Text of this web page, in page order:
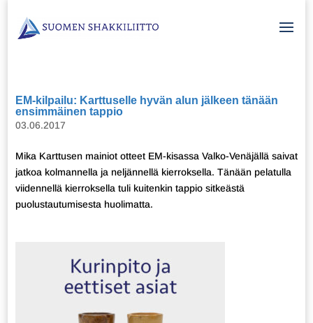
EM-kilpailu: Karttuselle hyvän alun jälkeen tänään
ensimmäinen tappio
03.06.2017
Mika Karttusen mainiot otteet EM-kisassa Valko-Venäjällä saivat
jatkoa kolmannella ja neljännellä kierroksella. Tänään pelatulla
viidennellä kierroksella tuli kuitenkin tappio sitkeästä
puolustautumisesta huolimatta.